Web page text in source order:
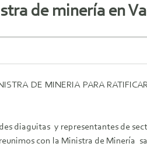
de minería en
DE MINERIA PARA
diaguitas y representantes de
con la Ministra de Minería